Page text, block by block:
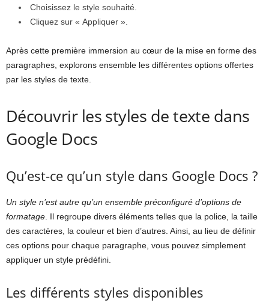
Choisissez le style souhaité.
Cliquez sur « Appliquer ».
Après cette première immersion au cœur de la mise en forme des
paragraphes, explorons ensemble les différentes options offertes
par les styles de texte.
Découvrir les styles de texte dans
Google Docs
Qu’est-ce qu’un style dans Google Docs ?
Un style n’est autre qu’un ensemble préconfiguré d’options de
formatage . Il regroupe divers éléments telles que la police, la taille
des caractères, la couleur et bien d’autres. Ainsi, au lieu de définir
ces options pour chaque paragraphe, vous pouvez simplement
appliquer un style prédéfini.
Les différents styles disponibles